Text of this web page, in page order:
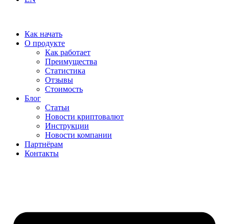
Как начать
О продукте
Как работает
Преимущества
Статистика
Отзывы
Стоимость
Блог
Статьи
Новости криптовалют
Инструкции
Новости компании
Партнёрам
Контакты